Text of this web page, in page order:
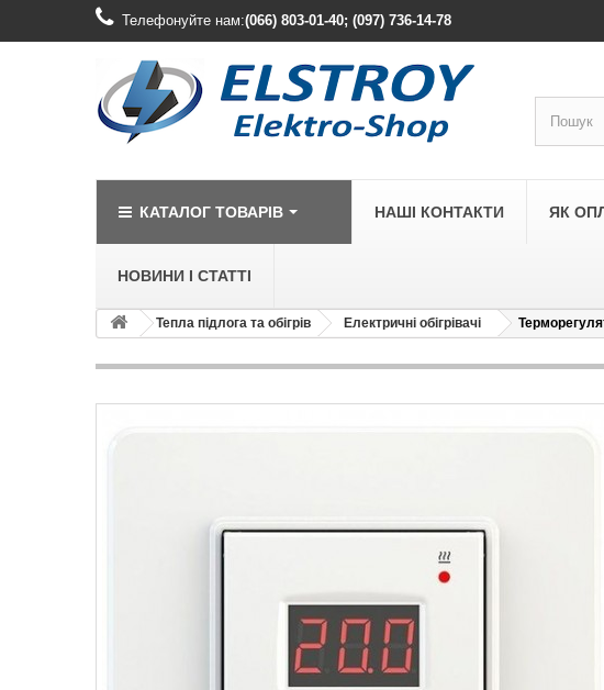
Телефонуйте нам:(066) 803-01-40; (097) 736-14-78
КАТАЛОГ ТОВАРІВ
LEGRAND
Legrand Valena Allure
Legrand Valena Classic
Legrand Valena Life
НАШІ КОНТАКТИ ЯК
НОВИНИ І СТАТТІ
Тепла підлога та обігрів Електричні обігрівачі